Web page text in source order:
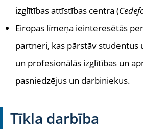
izglītības attīstības centra (
Eiropas līmeņa ieinteresētās
partneri, kas pārstāv studentus
un profesionālās izglītības un
pasniedzējus un darbiniekus.
Tīkla darbība